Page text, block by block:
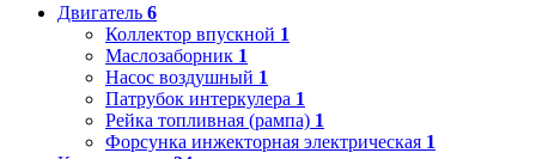
Двигатель 6
Коллектор впускной 1
Маслозаборник 1
Насос воздушный 1
Патрубок интеркулера 1
Рейка топливная (рампа) 1
Форсунка инжекторная электрическая 1